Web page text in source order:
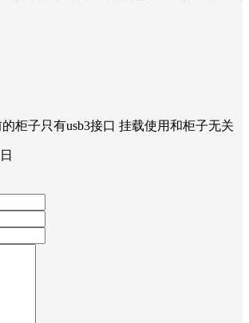
柜子只有usb3接口 挂载使用和柜子无关